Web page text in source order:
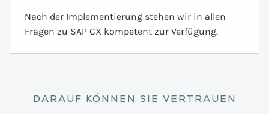
Nach der Implementierung stehen wir in allen
Fragen zu SAP CX kompetent zur Verfügung.
DARAUF KÖNNEN SIE VERTRAUEN